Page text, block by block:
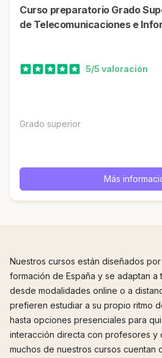
Curso preparatorio Grado Superior en Sistemas
de Telecomunicaciones e
5/5 valoración
Grado superior
Más
Nuestros cursos están diseñados
formación de España y se adaptan a
desde modalidades online o a
prefieren estudiar a su propio ritmo
hasta opciones presenciales para
interacción directa con profesores y
muchos de nuestros cursos cuentan